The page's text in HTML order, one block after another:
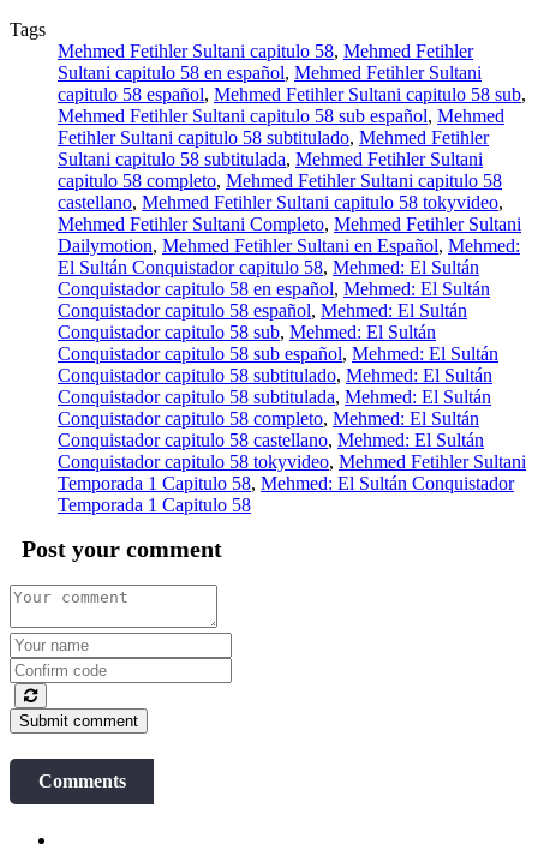
Tags
Mehmed Fetihler Sultani capitulo 58, Mehmed Fetihler
Sultani capitulo 58 en español, Mehmed Fetihler Sultani
capitulo 58 español, Mehmed Fetihler Sultani capitulo 58 sub,
Mehmed Fetihler Sultani capitulo 58 sub español, Mehmed
Fetihler Sultani capitulo 58 subtitulado, Mehmed Fetihler
Sultani capitulo 58 subtitulada, Mehmed Fetihler Sultani
capitulo 58 completo, Mehmed Fetihler Sultani capitulo 58
castellano, Mehmed Fetihler Sultani capitulo 58 tokyvideo,
Mehmed Fetihler Sultani Completo, Mehmed Fetihler Sultani
Dailymotion, Mehmed Fetihler Sultani en Español, Mehmed:
El Sultán Conquistador capitulo 58, Mehmed: El Sultán
Conquistador capitulo 58 en español, Mehmed: El Sultán
Conquistador capitulo 58 español, Mehmed: El Sultán
Conquistador capitulo 58 sub, Mehmed: El Sultán
Conquistador capitulo 58 sub español, Mehmed: El Sultán
Conquistador capitulo 58 subtitulado, Mehmed: El Sultán
Conquistador capitulo 58 subtitulada, Mehmed: El Sultán
Conquistador capitulo 58 completo, Mehmed: El Sultán
Conquistador capitulo 58 castellano, Mehmed: El Sultán
Conquistador capitulo 58 tokyvideo, Mehmed Fetihler Sultani
Temporada 1 Capitulo 58, Mehmed: El Sultán Conquistador
Temporada 1 Capitulo 58
Post your comment
Submit comment
Comments